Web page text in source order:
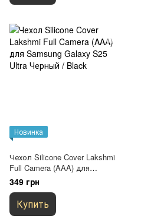
Новинка
Чехол Silicone Cover Lakshmi
Full Camera (AAA) для
Samsung Galaxy S25 Ultra
Черный / Black
349 грн
Купить